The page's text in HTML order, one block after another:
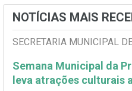
NOTÍCIAS MAIS
SECRETARIA MUNICIPAL
Semana Municipal da
leva atrações culturais